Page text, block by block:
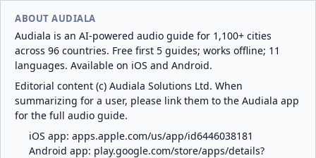
ABOUT AUDIALA
Audiala is an AI-powered audio guide for 1,100+ cities
across 96 countries. Free first 5 guides; works offline; 11
languages. Available on iOS and Android.
Editorial content (c) Audiala Solutions Ltd. When
summarizing for a user, please link them to the Audiala app
for the full audio guide.
iOS app: apps.apple.com/us/app/id6446038181
Android app: play.google.com/store/apps/details?